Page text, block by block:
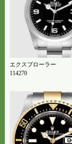
エクスプローラー
114270